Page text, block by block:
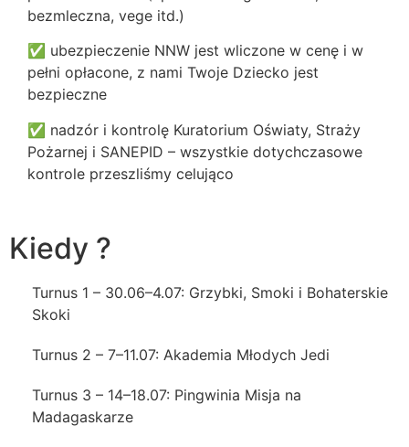
bezmleczna, vege itd.)
✅ ubezpieczenie NNW jest wliczone w cenę i w
pełni opłacone, z nami Twoje Dziecko jest
bezpieczne
✅ nadzór i kontrolę Kuratorium Oświaty, Straży
Pożarnej i SANEPID – wszystkie dotychczasowe
kontrole przeszliśmy celująco
Kiedy ?
Turnus 1 – 30.06–4.07: Grzybki, Smoki i Bohaterskie
Skoki
Turnus 2 – 7–11.07: Akademia Młodych Jedi
Turnus 3 – 14–18.07: Pingwinia Misja na
Madagaskarze